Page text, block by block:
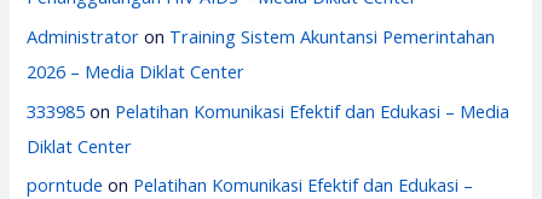
Administrator on Training Sistem Akuntansi Pemerintahan
2026 – Media Diklat Center
333985 on Pelatihan Komunikasi Efektif dan Edukasi – Media
Diklat Center
porntude on Pelatihan Komunikasi Efektif dan Edukasi –